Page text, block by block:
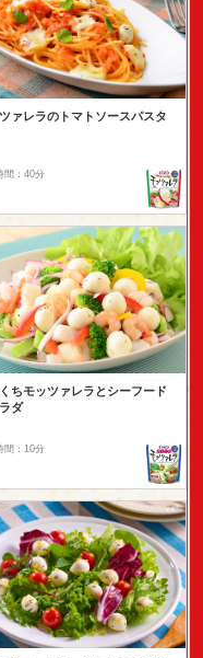
ァレラのトマトソースパスタ
間：40分
ちモッツァレラとシーフード
ダ
間：10分